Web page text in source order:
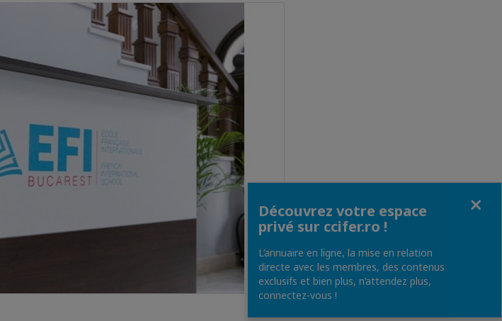
Découvrez votre espace
privé sur ccifer.ro !
L’annuaire en ligne, la mise en relation
directe avec les membres, des contenus
exclusifs et bien plus, n’attendez plus,
connectez-vous !